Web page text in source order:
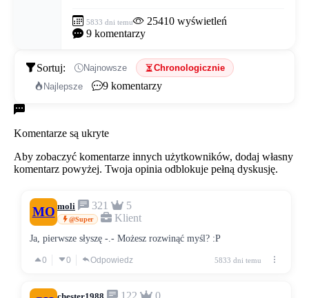
5833 dni temu 25410 wyświetleń
9 komentarzy
Sortuj: Najnowsze
Chronologicznie
Najlepsze
9 komentarzy
Komentarze
Komentarze są ukryte
Aby zobaczyć komentarze innych użytkowników, dodaj własny
komentarz powyżej. Twoja opinia odblokuje pełną dyskusję.
MO moli 321 5
@Super Klient
Ja, pierwsze słyszę -.- Możesz rozwinąć myśl? :P
0 0 Odpowiedz 5833 dni temu